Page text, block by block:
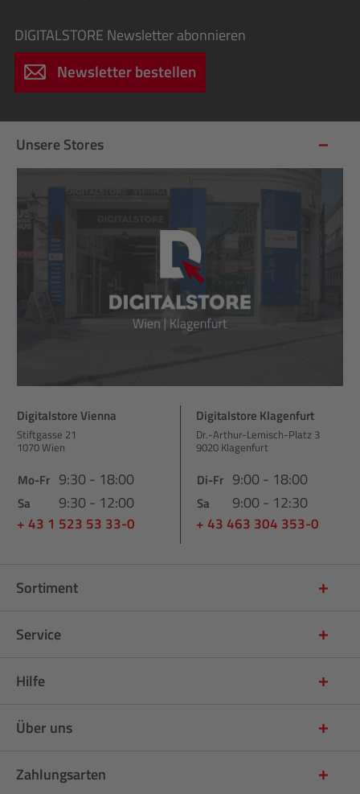
DIGITALSTORE Newsletter abonnieren
Newsletter bestellen
Unsere Stores
Digitalstore Vienna
Stiftgasse 21
1070 Wien
Mo-Fr 9:30 - 18:00
Sa 9:30 - 12:00
+ 43 1 523 53 33-0
Digitalstore Klagenfurt
Dr.-Arthur-Lemisch-Platz 3
9020 Klagenfurt
Di-Fr 9:00 - 18:00
Sa 9:00 - 12:30
+ 43 463 304 353-0
Sortiment
Service
Hilfe
Über uns
Zahlungsarten